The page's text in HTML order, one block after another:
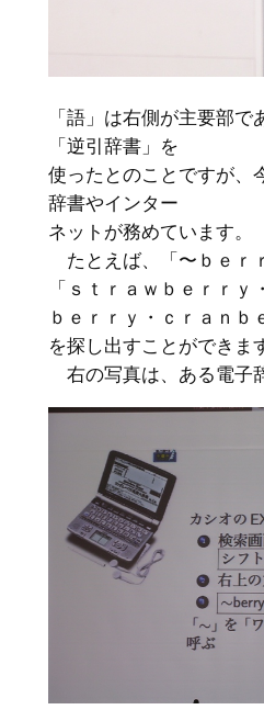
「語」は右側が主要部
「逆引辞書」を
使ったとのことですが、
辞書やインター
ネットが務めています。
たとえば、「〜ｂｅｒ
「ｓｔｒａｗｂｅｒｒｙ
ｂｅｒｒｙ・ｃｒａｎｂ
を探し出すことができま
右の写真は、ある電子